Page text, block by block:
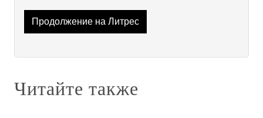
Продолжение на Литрес
Читайте также